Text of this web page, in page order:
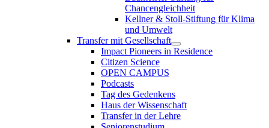
Chancengleichheit
Kellner & Stoll-Stiftung für Klima
und Umwelt
Transfer mit Gesellschaft
Impact Pioneers in Residence
Citizen Science
OPEN CAMPUS
Podcasts
Tag des Gedenkens
Haus der Wissenschaft
Transfer in der Lehre